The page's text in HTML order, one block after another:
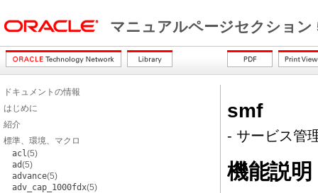
マニュアルページセクショ
ドキュメントの情報
はじめに
紹介
標準、環境、マクロ
acl(5)
ad(5)
advance(5)
adv_cap_1000fdx(5)
smf
- サービス管
機能説明